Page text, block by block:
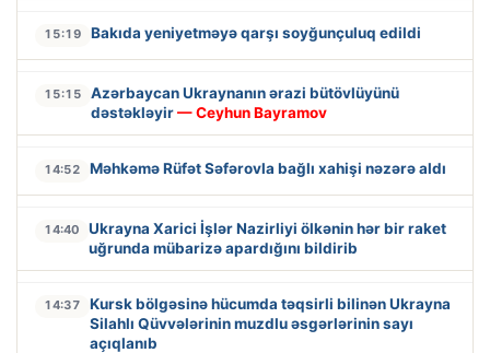
15:19 Bakıda yeniyetməyə qarşı soyğunçuluq edildi
15:15
Azərbaycan Ukraynanın ərazi bütövlüyünü
dəstəkləyir— Ceyhun Bayramov
14:52 Məhkəmə Rüfət Səfərovla bağlı xahişi nəzərə aldı
14:40
Ukrayna Xarici İşlər Nazirliyi ölkənin hər bir raket
uğrunda mübarizə apardığını bildirib
14:37
Kursk bölgəsinə hücumda təqsirli bilinən Ukrayna
Silahlı Qüvvələrinin muzdlu əsgərlərinin sayı
açıqlanıb